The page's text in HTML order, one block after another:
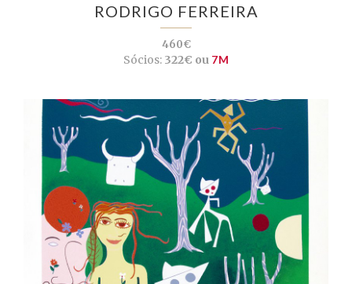
RODRIGO FERREIRA
460€
Sócios:322€ ou 7M